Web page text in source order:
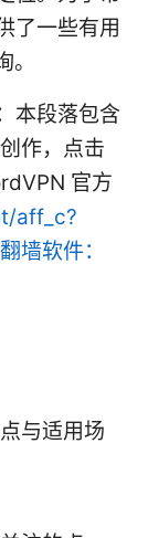
了一些有用
本段落包含
作，点击
官方
aff_c?
墙软件：
与适用场